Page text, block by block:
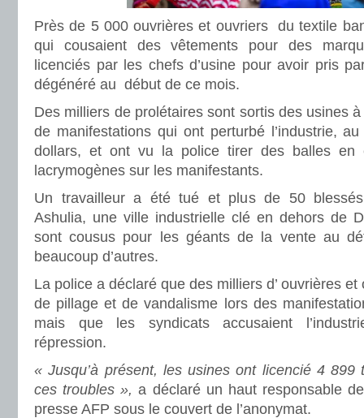
Près de 5 000 ouvrières et ouvriers du textile
qui cousaient des vêtements pour des
licenciés par les chefs d’usine pour avoir pris
dégénéré au début de ce mois.
Des milliers de prolétaires sont sortis des usines
de manifestations qui ont perturbé l’industrie,
dollars, et ont vu la police tirer des balles en
lacrymogènes sur les manifestants.
Un travailleur a été tué et plus de 50 blessés
Ashulia, une ville industrielle clé en dehors de
sont cousus pour les géants de la vente au
beaucoup d’autres.
La police a déclaré que des milliers d’ ouvrières et
de pillage et de vandalisme lors des
mais que les syndicats accusaient
répression.
« Jusqu’à présent, les usines ont licencié 4 899
ces troubles », a déclaré un haut responsable
presse AFP sous le couvert de l’anonymat.